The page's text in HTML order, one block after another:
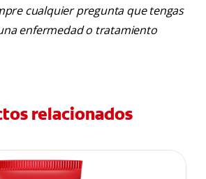
cualquier pregunta que tengas
enfermedad o tratamiento
relacionados